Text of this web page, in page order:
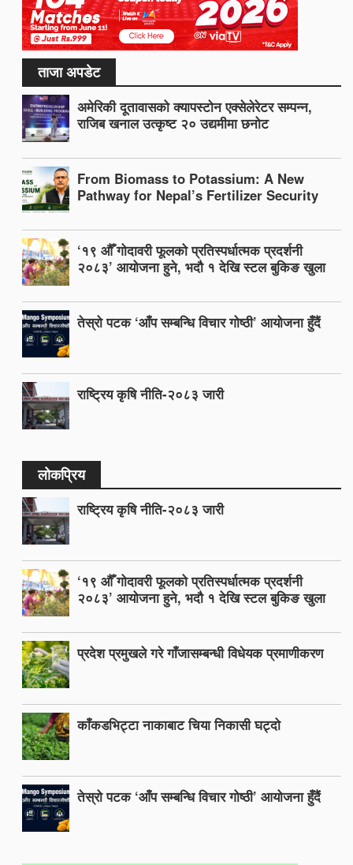
ताजा अपडेट
अमेरिकी दूतावासको क्यापस्टोन एक्सेलेरेटर सम्पन्न,
राजिब खनाल उत्कृष्ट २० उद्यमीमा छनोट
From Biomass to Potassium: A New
Pathway for Nepal’s Fertilizer Security
‘१९ औँ गोदावरी फूलको प्रतिस्पर्धात्मक प्रदर्शनी
२०८३’ आयोजना हुने, भदौ १ देखि स्टल बुकिङ खुला
तेस्रो पटक ‘आँप सम्बन्धि विचार गोष्ठी’ आयोजना हुँदैं
राष्ट्रिय कृषि नीति-२०८३ जारी
लोकप्रिय
राष्ट्रिय कृषि नीति-२०८३ जारी
‘१९ औँ गोदावरी फूलको प्रतिस्पर्धात्मक प्रदर्शनी
२०८३’ आयोजना हुने, भदौ १ देखि स्टल बुकिङ खुला
प्रदेश प्रमुखले गरे गाँजासम्बन्धी विधेयक प्रमाणीकरण
काँकडभिट्टा नाकाबाट चिया निकासी घट्दो
तेस्रो पटक ‘आँप सम्बन्धि विचार गोष्ठी’ आयोजना हुँदैं